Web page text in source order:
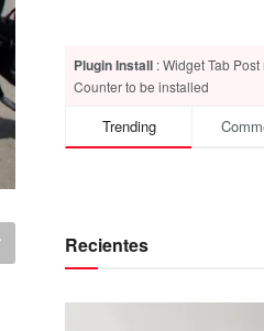
Plugin Install : Widget Tab
Counter to be installed
Trending
Recientes